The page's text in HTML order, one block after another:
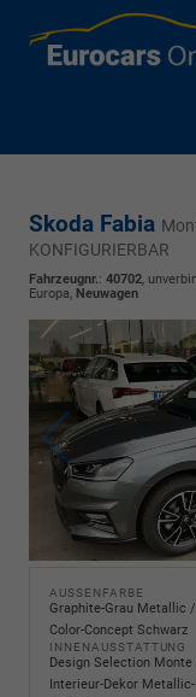
Skoda Fabia
KONFIGURIERBAR
Fahrzeugnr.: 40702,
Europa, Neuwagen
AUSSENFARBE
Graphite-Grau Metallic
Color-Concept Schwarz
INNENAUSSTATTUNG
Design Selection
Interieur-Dekor